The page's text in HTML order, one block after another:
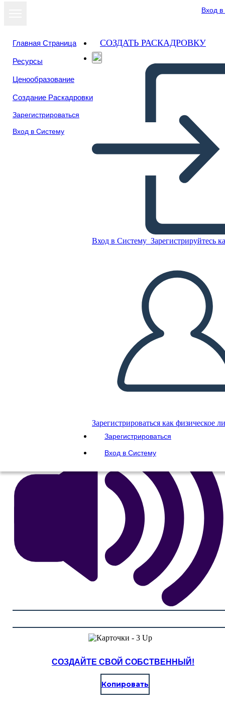
Вход
Главная Страница
Ресурсы
Ценообразование
Создание Раскадровки
Зарегистрироваться
Вход в Систему
СОЗДАТЬ РАСКАДРОВКУ
Вход в Систему Зарегистрируйтесь
Зарегистрироваться как физическое
Зарегистрироваться
Вход в Систему
Карточки - 3 Up
Скопируйте эту раскадровку
СОЗДАТЬ РАСКАДРОВКУ
ВОСПРОИЗВЕСТИ СЛАЙД-ШОУ
СОЗДАЙТЕ СВОЙ СОБСТВЕННЫЙ!
Копировать